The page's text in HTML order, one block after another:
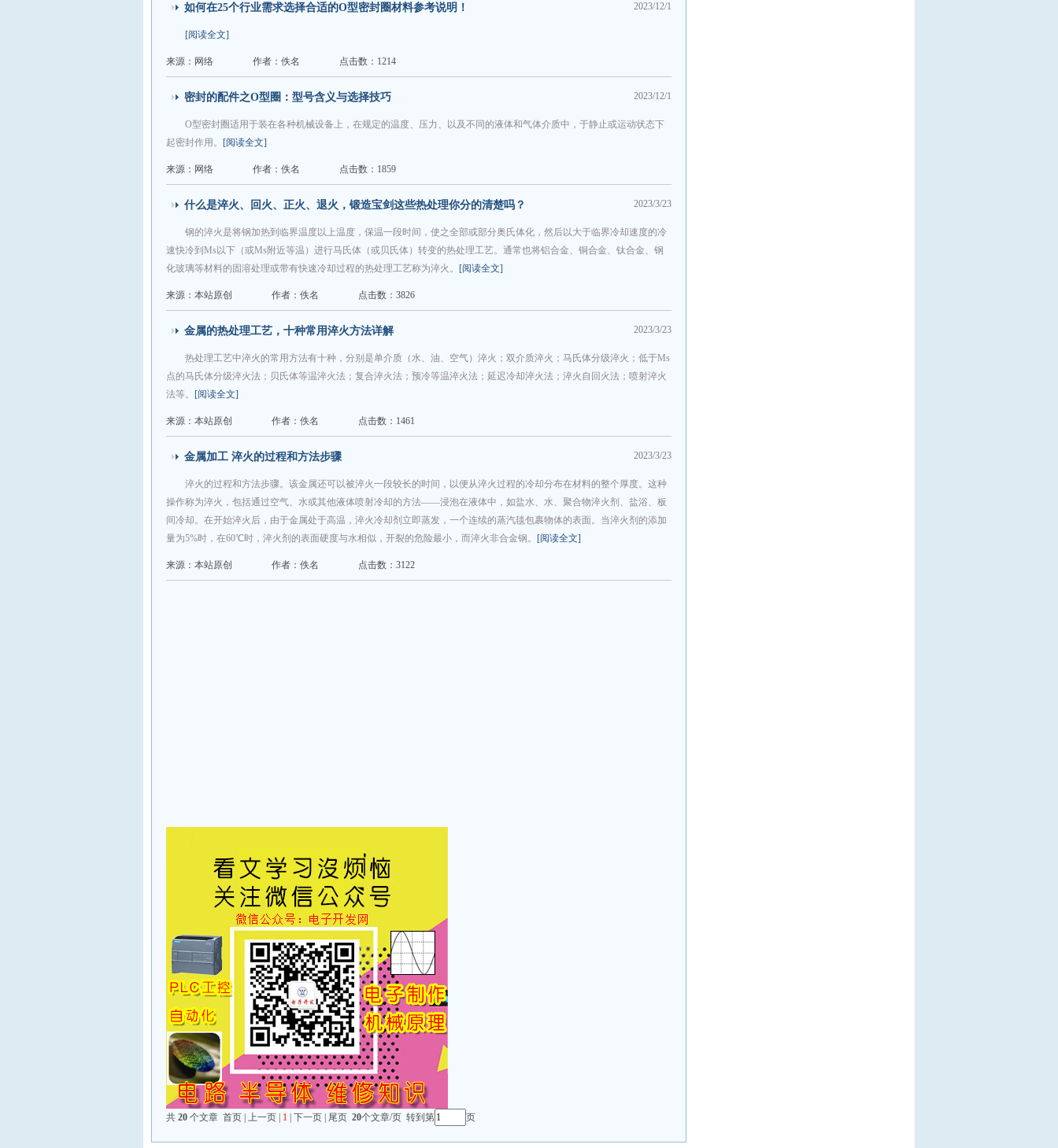
2023/12/1
如何在25个行业需求选择合适的O型密封圈材料参考说明！
[阅读全文]
来源：网络 作者：佚名 点击数：1214
2023/12/1
密封的配件之O型圈：型号含义与选择技巧
O型密封圈适用于装在各种机械设备上，在规定的温度、压力、以及不同的液体和气体介质中，于静止或运动状态下
起密封作用。 [阅读全文]
来源：网络 作者：佚名 点击数：1859
2023/3/23
什么是淬火、回火、正火、退火，锻造宝剑这些热处理你分的清楚吗？
钢的淬火是将钢加热到临界温度以上温度，保温一段时间，使之全部或部分奥氏体化，然后以大于临界冷却速度的冷
速快冷到Ms以下（或Ms附近等温）进行马氏体（或贝氏体）转变的热处理工艺。通常也将铝合金、铜合金、钛合金、钢
化玻璃等材料的固溶处理或带有快速冷却过程的热处理工艺称为淬火。 [阅读全文]
来源：本站原创 作者：佚名 点击数：3826
2023/3/23
金属的热处理工艺，十种常用淬火方法详解
热处理工艺中淬火的常用方法有十种，分别是单介质（水、油、空气）淬火；双介质淬火；马氏体分级淬火；低于Ms
点的马氏体分级淬火法；贝氏体等温淬火法；复合淬火法；预冷等温淬火法；延迟冷却淬火法；淬火自回火法；喷射淬火
法等。 [阅读全文]
来源：本站原创 作者：佚名 点击数：1461
2023/3/23
金属加工 淬火的过程和方法步骤
淬火的过程和方法步骤。该金属还可以被淬火一段较长的时间，以便从淬火过程的冷却分布在材料的整个厚度。这种
操作称为淬火，包括通过空气、水或其他液体喷射冷却的方法——浸泡在液体中，如盐水、水、聚合物淬火剂、盐浴、板
间冷却。在开始淬火后，由于金属处于高温，淬火冷却剂立即蒸发，一个连续的蒸汽毯包裹物体的表面。当淬火剂的添加
量为5%时，在60℃时，淬火剂的表面硬度与水相似，开裂的危险最小，而淬火非合金钢。 [阅读全文]
来源：本站原创 作者：佚名 点击数：3122
共 20 个文章 首页 | 上一页 | 1 | 下一页 | 尾页 20个文章/页 转到第 页